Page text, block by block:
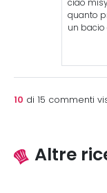
ciao
quanto
un bacio
10 di 15 commenti
Altre